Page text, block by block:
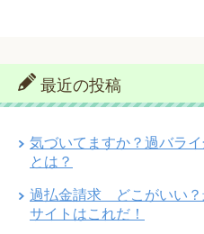
最近の投稿
気づいてますか？過バラ
とは？
過払金請求 どこがいい？
サイトはこれだ！